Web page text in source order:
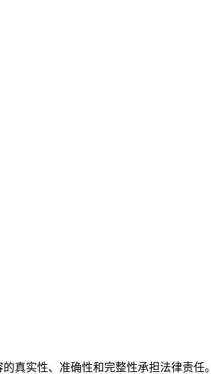
真实性、准确性和完整性承担法律责任。